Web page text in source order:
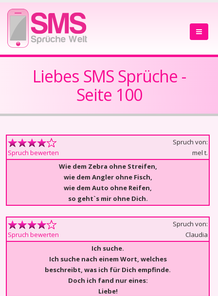
Liebes SMS Sprüche -
Seite 100
Spruch bewerten
Spruch von:
mel t.
Wie dem Zebra ohne Streifen,
wie dem Angler ohne Fisch,
wie dem Auto ohne Reifen,
so geht`s mir ohne Dich.
Spruch bewerten
Spruch von:
Claudia
Ich suche.
Ich suche nach einem Wort, welches
beschreibt, was ich für Dich empfinde.
Doch ich fand nur eines:
Liebe!